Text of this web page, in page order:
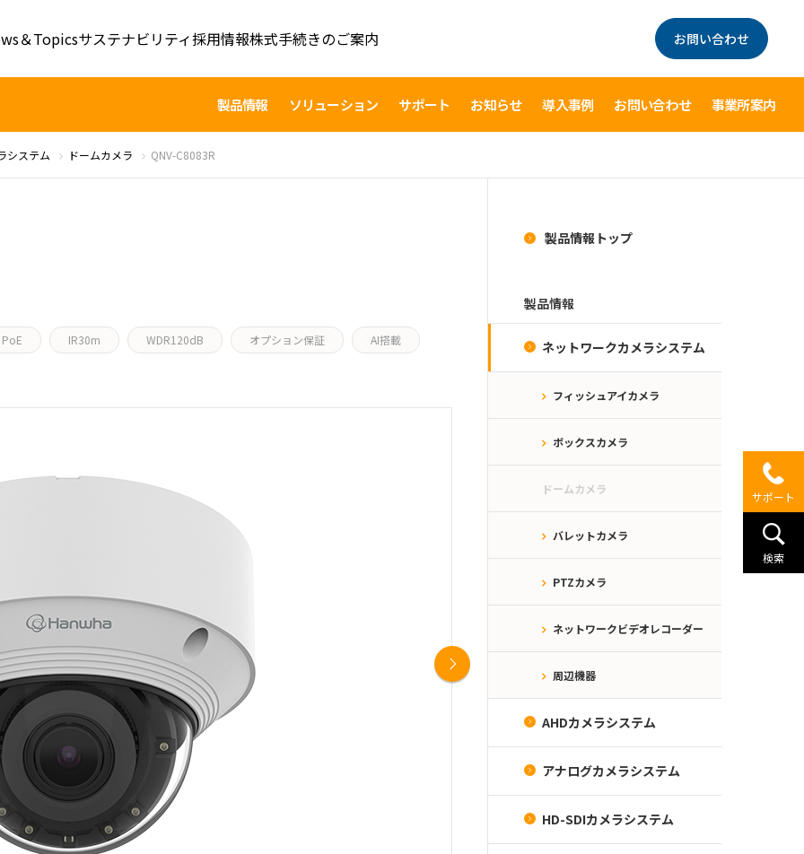
＆Topicsサステナビリティ採用情報株式手続きのご案内 お問い合わせ
製品情報 ソリューション サポート お知らせ 導入事例 お問い合わせ 事業所案内
システム ドームカメラ QNV-C8083R
PoE IR30m WDR120dB オプション保証 AI搭載
製品情報トップ
製品情報
ネットワークカメラシステム
フィッシュアイカメラ
ボックスカメラ
ドームカメラ
バレットカメラ
PTZカメラ
ネットワークビデオレコーダー
周辺機器
AHDカメラシステム
アナログカメラシステム
HD-SDIカメラシステム
サポート
検索